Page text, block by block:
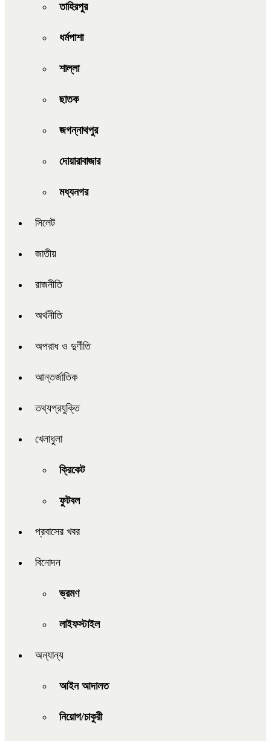
তাহিরপুর
ধর্মপাশা
শাল্লা
ছাতক
জগন্নাথপুর
দোয়ারাবাজার
মধ্যনগর
সিলেট
জাতীয়
রাজনীতি
অর্থনীতি
অপরাধ ও দুর্ণীতি
আন্তর্জাতিক
তথ্যপ্রযুক্তি
খেলাধুলা
ক্রিকেট
ফুটবল
প্রবাসের খবর
বিনোদন
ভ্রমণ
লাইফস্টাইল
অন্যান্য
আইন আদালত
নিয়োগ/চাকুরী